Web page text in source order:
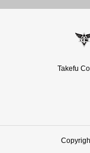
Takefu